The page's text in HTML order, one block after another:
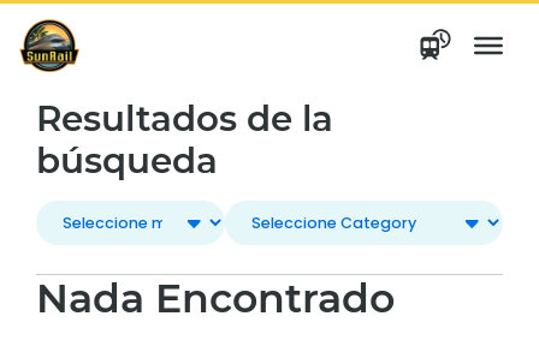
saltar
contenido
Resultados de la
búsqueda
Nada Encontrado